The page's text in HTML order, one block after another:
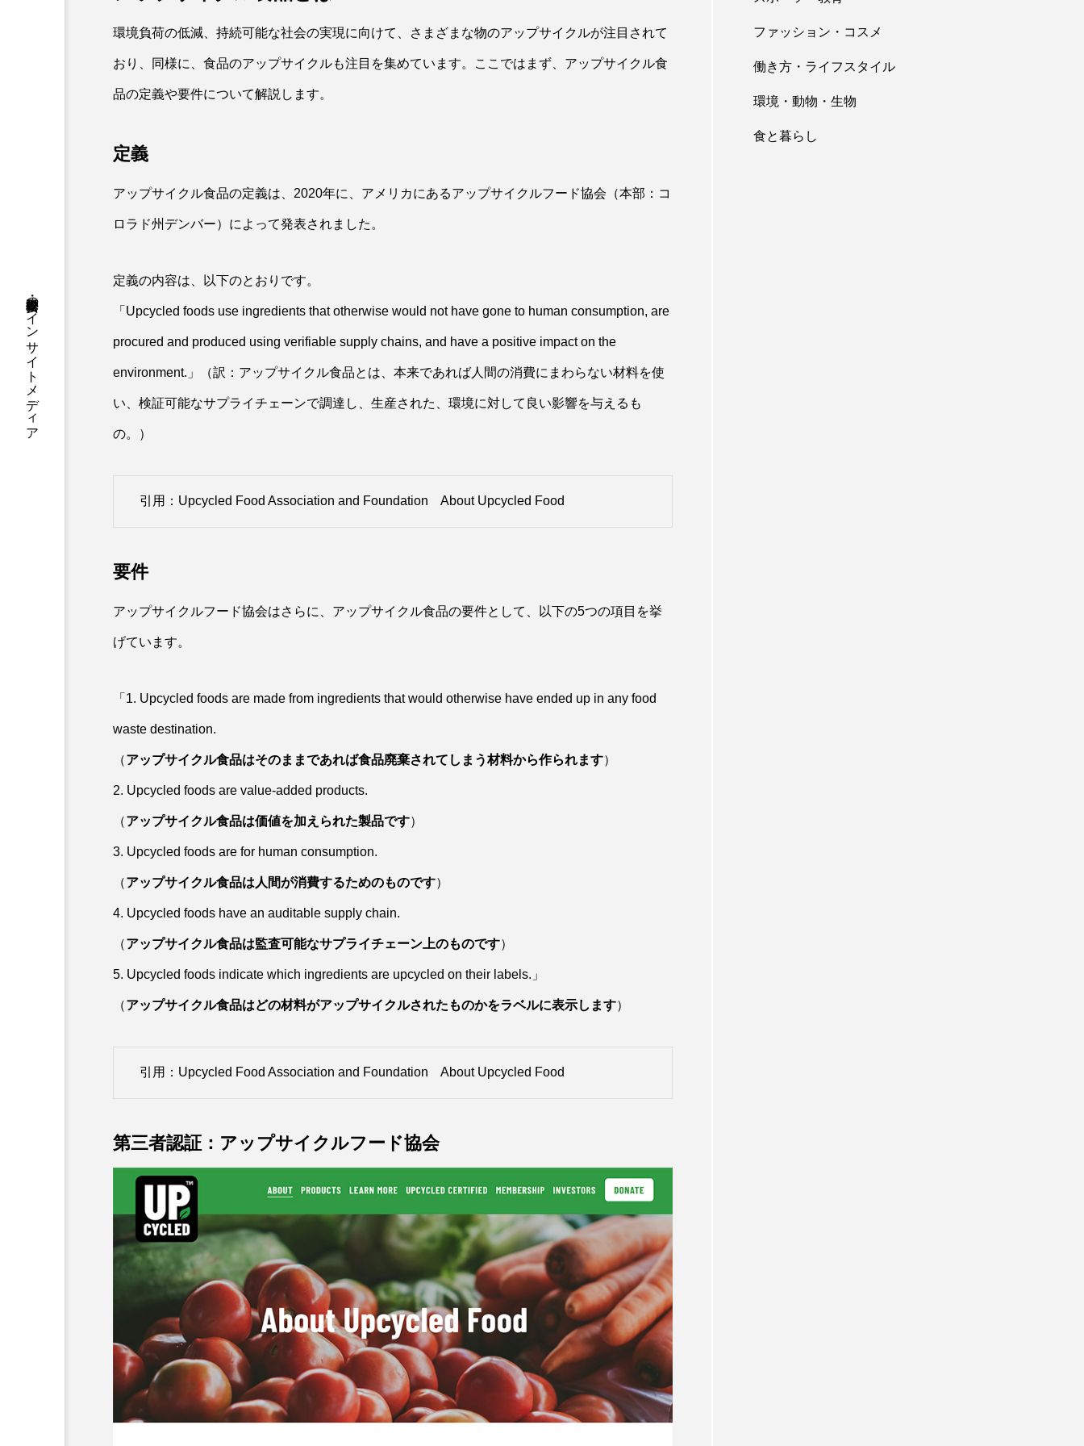
安曇野・松本発のインサイトメディア
環境負荷の低減、持続可能な社会の実現に向けて、さまざまな物のアップサイクルが注目されて
おり、同様に、食品のアップサイクルも注目を集めています。ここではまず、アップサイクル食
品の定義や要件について解説します。
定義
アップサイクル食品の定義は、2020年に、アメリカにあるアップサイクルフード協会（本部：コ
ロラド州デンバー）によって発表されました。
定義の内容は、以下のとおりです。
「Upcycled foods use ingredients that otherwise would not have gone to human consumption, are
procured and produced using verifiable supply chains, and have a positive impact on the
environment.」（訳：アップサイクル食品とは、本来であれば人間の消費にまわらない材料を使
い、検証可能なサプライチェーンで調達し、生産された、環境に対して良い影響を与えるも
の。）
引用： Upcycled Food Association and Foundation About Upcycled Food
要件
アップサイクルフード協会はさらに、アップサイクル食品の要件として、以下の5つの項目を挙
げています。
「1. Upcycled foods are made from ingredients that would otherwise have ended up in any food
waste destination.
（アップサイクル食品はそのままであれば食品廃棄されてしまう材料から作られます）
2. Upcycled foods are value-added products.
（アップサイクル食品は価値を加えられた製品です）
3. Upcycled foods are for human consumption.
（アップサイクル食品は人間が消費するためのものです）
4. Upcycled foods have an auditable supply chain.
（アップサイクル食品は監査可能なサプライチェーン上のものです）
5. Upcycled foods indicate which ingredients are upcycled on their labels.」
（アップサイクル食品はどの材料がアップサイクルされたものかをラベルに表示します）
引用： Upcycled Food Association and Foundation About Upcycled Food
第三者認証：アップサイクルフード協会
ファッション・コスメ
働き方・ライフスタイル
環境・動物・生物
食と暮らし